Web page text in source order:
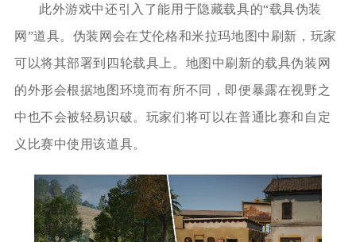
此外游戏中还引入了能用于隐藏载具的“载具伪装
网”道具。伪装网会在艾伦格和米拉玛地图中刷新，玩家
可以将其部署到四轮载具上。地图中刷新的载具伪装网
的外形会根据地图环境而有所不同，即便暴露在视野之
中也不会被轻易识破。玩家们将可以在普通比赛和自定
义比赛中使用该道具。